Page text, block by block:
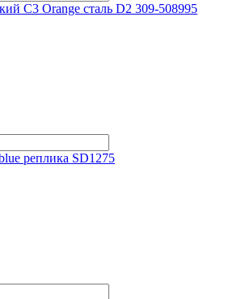
С3 Orange сталь D2 309-508995
реплика SD1275